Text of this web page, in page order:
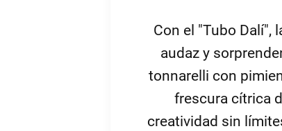
Con el "Tubo
audaz y
tonnarelli con
frescura cítrica
creatividad sin